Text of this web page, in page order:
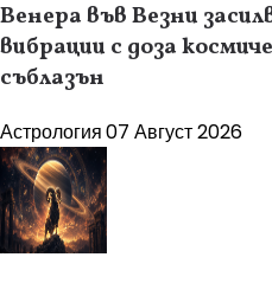
Венера във Везни
вибрации с доза
съблазън
Астрология07 Август 2026